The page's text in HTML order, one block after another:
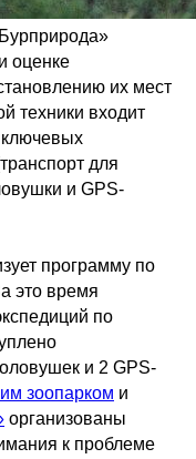
оценке
их мест
техники входит
для
и GPS-
программу по
это время
по
и 2 GPS-
зоопарком и
организованы
к проблеме